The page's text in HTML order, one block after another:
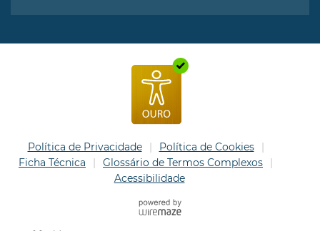
Política de Privacidade
Política de Cookies
Ficha Técnica
Glossário de Termos Complexos
Acessibilidade